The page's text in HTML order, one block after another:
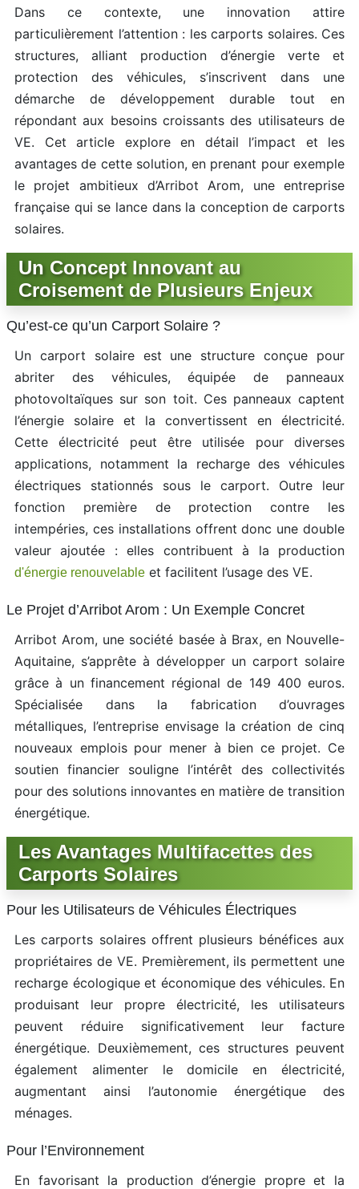
Dans ce contexte, une innovation attire
particulièrement l’attention : les carports solaires. Ces
structures, alliant production d’énergie verte et
protection des véhicules, s’inscrivent dans une
démarche de développement durable tout en
répondant aux besoins croissants des utilisateurs de
VE. Cet article explore en détail l’impact et les
avantages de cette solution, en prenant pour exemple
le projet ambitieux d’Arribot Arom, une entreprise
française qui se lance dans la conception de carports
solaires.
Un Concept Innovant au
Croisement de Plusieurs Enjeux
Qu’est-ce qu’un Carport Solaire ?
Un carport solaire est une structure conçue pour
abriter des véhicules, équipée de panneaux
photovoltaïques sur son toit. Ces panneaux captent
l’énergie solaire et la convertissent en électricité.
Cette électricité peut être utilisée pour diverses
applications, notamment la recharge des véhicules
électriques stationnés sous le carport. Outre leur
fonction première de protection contre les
intempéries, ces installations offrent donc une double
valeur ajoutée : elles contribuent à la production
d'énergie renouvelable et facilitent l’usage des VE.
Le Projet d’Arribot Arom : Un Exemple Concret
Arribot Arom, une société basée à Brax, en Nouvelle-
Aquitaine, s’apprête à développer un carport solaire
grâce à un financement régional de 149 400 euros.
Spécialisée dans la fabrication d’ouvrages
métalliques, l’entreprise envisage la création de cinq
nouveaux emplois pour mener à bien ce projet. Ce
soutien financier souligne l’intérêt des collectivités
pour des solutions innovantes en matière de transition
énergétique.
Les Avantages Multifacettes des
Carports Solaires
Pour les Utilisateurs de Véhicules Électriques
Les carports solaires offrent plusieurs bénéfices aux
propriétaires de VE. Premièrement, ils permettent une
recharge écologique et économique des véhicules. En
produisant leur propre électricité, les utilisateurs
peuvent réduire significativement leur facture
énergétique. Deuxièmement, ces structures peuvent
également alimenter le domicile en électricité,
augmentant ainsi l’autonomie énergétique des
ménages.
Pour l’Environnement
En favorisant la production d’énergie propre et la